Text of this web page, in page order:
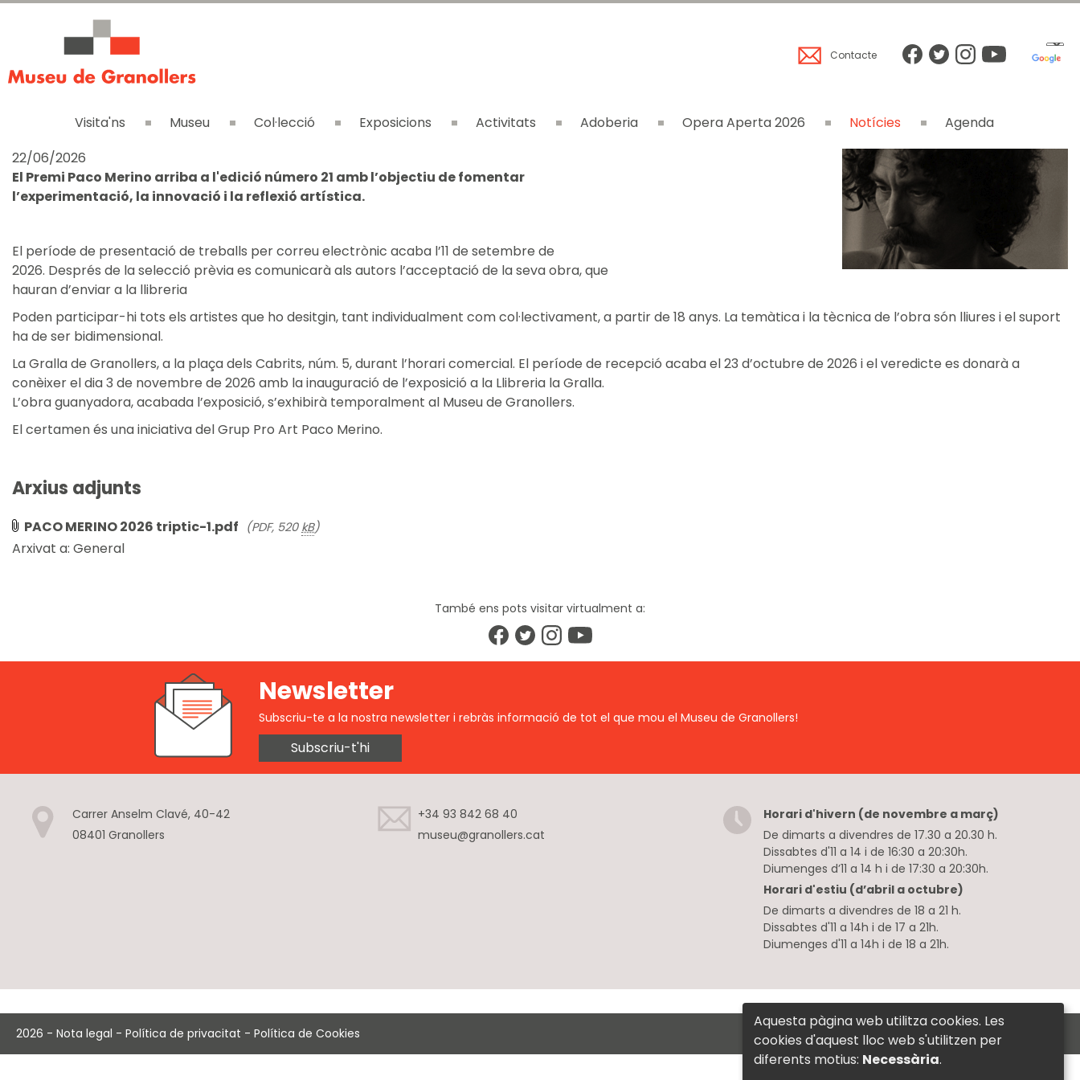
Contacte
Visita'ns Museu Col·lecció Exposicions Activitats Adoberia Opera Aperta 2026 Notícies
Agenda
22/06/2026
El Premi Paco Merino arriba a l'edició número 21 amb l’objectiu de fomentar
l’experimentació, la innovació i la reflexió artística.
El període de presentació de treballs per correu electrònic acaba l’11 de setembre de
2026. Després de la selecció prèvia es comunicarà als autors l’acceptació de la seva obra, que
hauran d’enviar a la llibreria
Poden participar-hi tots els artistes que ho desitgin, tant individualment com col·lectivament, a partir de 18 anys. La temàtica i la tècnica de l’obra són lliures i el suport
ha de ser bidimensional.
La Gralla de Granollers, a la plaça dels Cabrits, núm. 5, durant l’horari comercial. El període de recepció acaba el 23 d’octubre de 2026 i el veredicte es donarà a
conèixer el dia 3 de novembre de 2026 amb la inauguració de l’exposició a la Llibreria la Gralla.
L’obra guanyadora, acabada l’exposició, s’exhibirà temporalment al Museu de Granollers.
El certamen és una iniciativa del Grup Pro Art Paco Merino.
Arxius adjunts
PACO MERINO 2026 triptic-1.pdf (PDF, 520 kB)
Arxivat a: General
També ens pots visitar virtualment a:
Newsletter
Subscriu-te a la nostra newsletter i rebràs informació de tot el que mou el Museu de Granollers!
Subscriu-t'hi
Carrer Anselm Clavé, 40-42
08401 Granollers
+34 93 842 68 40
museu@granollers.cat
Horari d'hivern (de novembre a març)
De dimarts a divendres de 17.30 a 20.30 h.
Dissabtes d'11 a 14 i de 16:30 a 20:30h.
Diumenges d’11 a 14 h i de 17:30 a 20:30h.
Horari d'estiu (d’abril a octubre)
De dimarts a divendres de 18 a 21 h.
Dissabtes d'11 a 14h i de 17 a 21h.
Diumenges d'11 a 14h i de 18 a 21h.
2026 - Nota legal - Política de privacitat - Política de Cookies with atPerception Technologies
Aquesta pàgina web utilitza cookies. Les
cookies d'aquest lloc web s'utilitzen per
diferents motius: Necessària.